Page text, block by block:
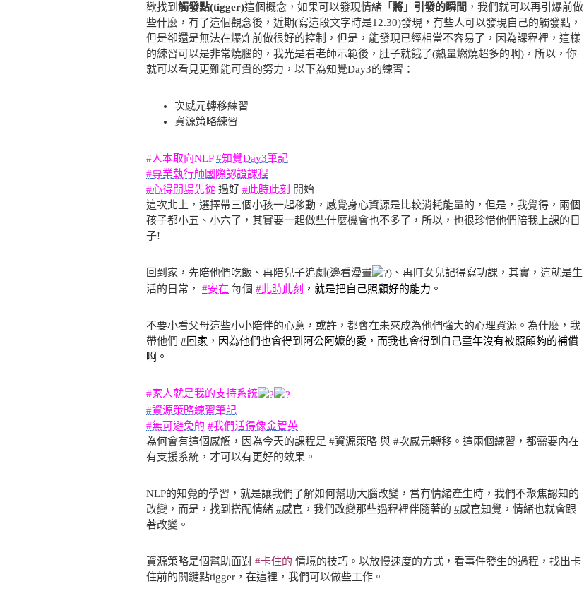
歡找到 觸發點(tigger)這個概念，如果可以發現情緒「 將」引發的瞬間 ，我們就可以再引爆前做
些什麼，有了這個觀念後，近期(寫這段文字時是12.30)發現，有些人可以發現自己的觸發點，
但是卻還是無法在爆炸前做很好的控制，但是，能發現已經相當不容易了，因為課程裡，這樣
的練習可以是非常燒腦的，我光是看老師示範後，肚子就餓了(熱量燃燒超多的啊)，所以，你
就可以看見更難能可貴的努力，以下為知覺Day3的練習：
次感元轉移練習
資源策略練習
#人本取向NLP #知覺Day3筆記
#專業執行師國際認證課程
#心得開場先從 過好 #此時此刻 開始
這次北上，選擇帶三個小孩一起移動，感覺身心資源是比較消耗能量的，但是，我覺得，兩個
孩子都小五、小六了，其實要一起做些什麼機會也不多了，所以，也很珍惜他們陪我上課的日
子!
回到家，先陪他們吃飯、再陪兒子追劇(邊看漫畫
)、再盯女兒記得寫功課，其實，這就是生
活的日常， #安在 每個 #此時此刻 ，就是把自己照顧好的能力。
不要小看父母這些小小陪伴的心意，或許，都會在未來成為他們強大的心理資源。為什麼，我
帶他們 #回家 ，因為他們也會得到阿公阿嬤的愛，而我也會得到自己童年沒有被照顧夠的補償
啊。
#家人就是我的支持系統
#資源策略練習筆記
#無可避免的 #我們活得像金智英
為何會有這個感觸，因為今天的課程是 #資源策略 與 #次感元轉移 。這兩個練習，都需要內在
有支援系統，才可以有更好的效果。
NLP的知覺的學習，就是讓我們了解如何幫助大腦改變，當有情緒產生時，我們不聚焦認知的
改變，而是，找到搭配情緒 #感官 ，我們改變那些過程裡伴隨著的 #感官知覺 ，情緒也就會跟
著改變。
資源策略是個幫助面對 #卡住的 情境的技巧。以放慢速度的方式，看事件發生的過程，找出卡
住前的關鍵點tigger，在這裡，我們可以做些工作。